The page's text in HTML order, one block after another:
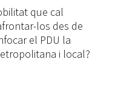
que cal
los des de
el PDU la
i local?